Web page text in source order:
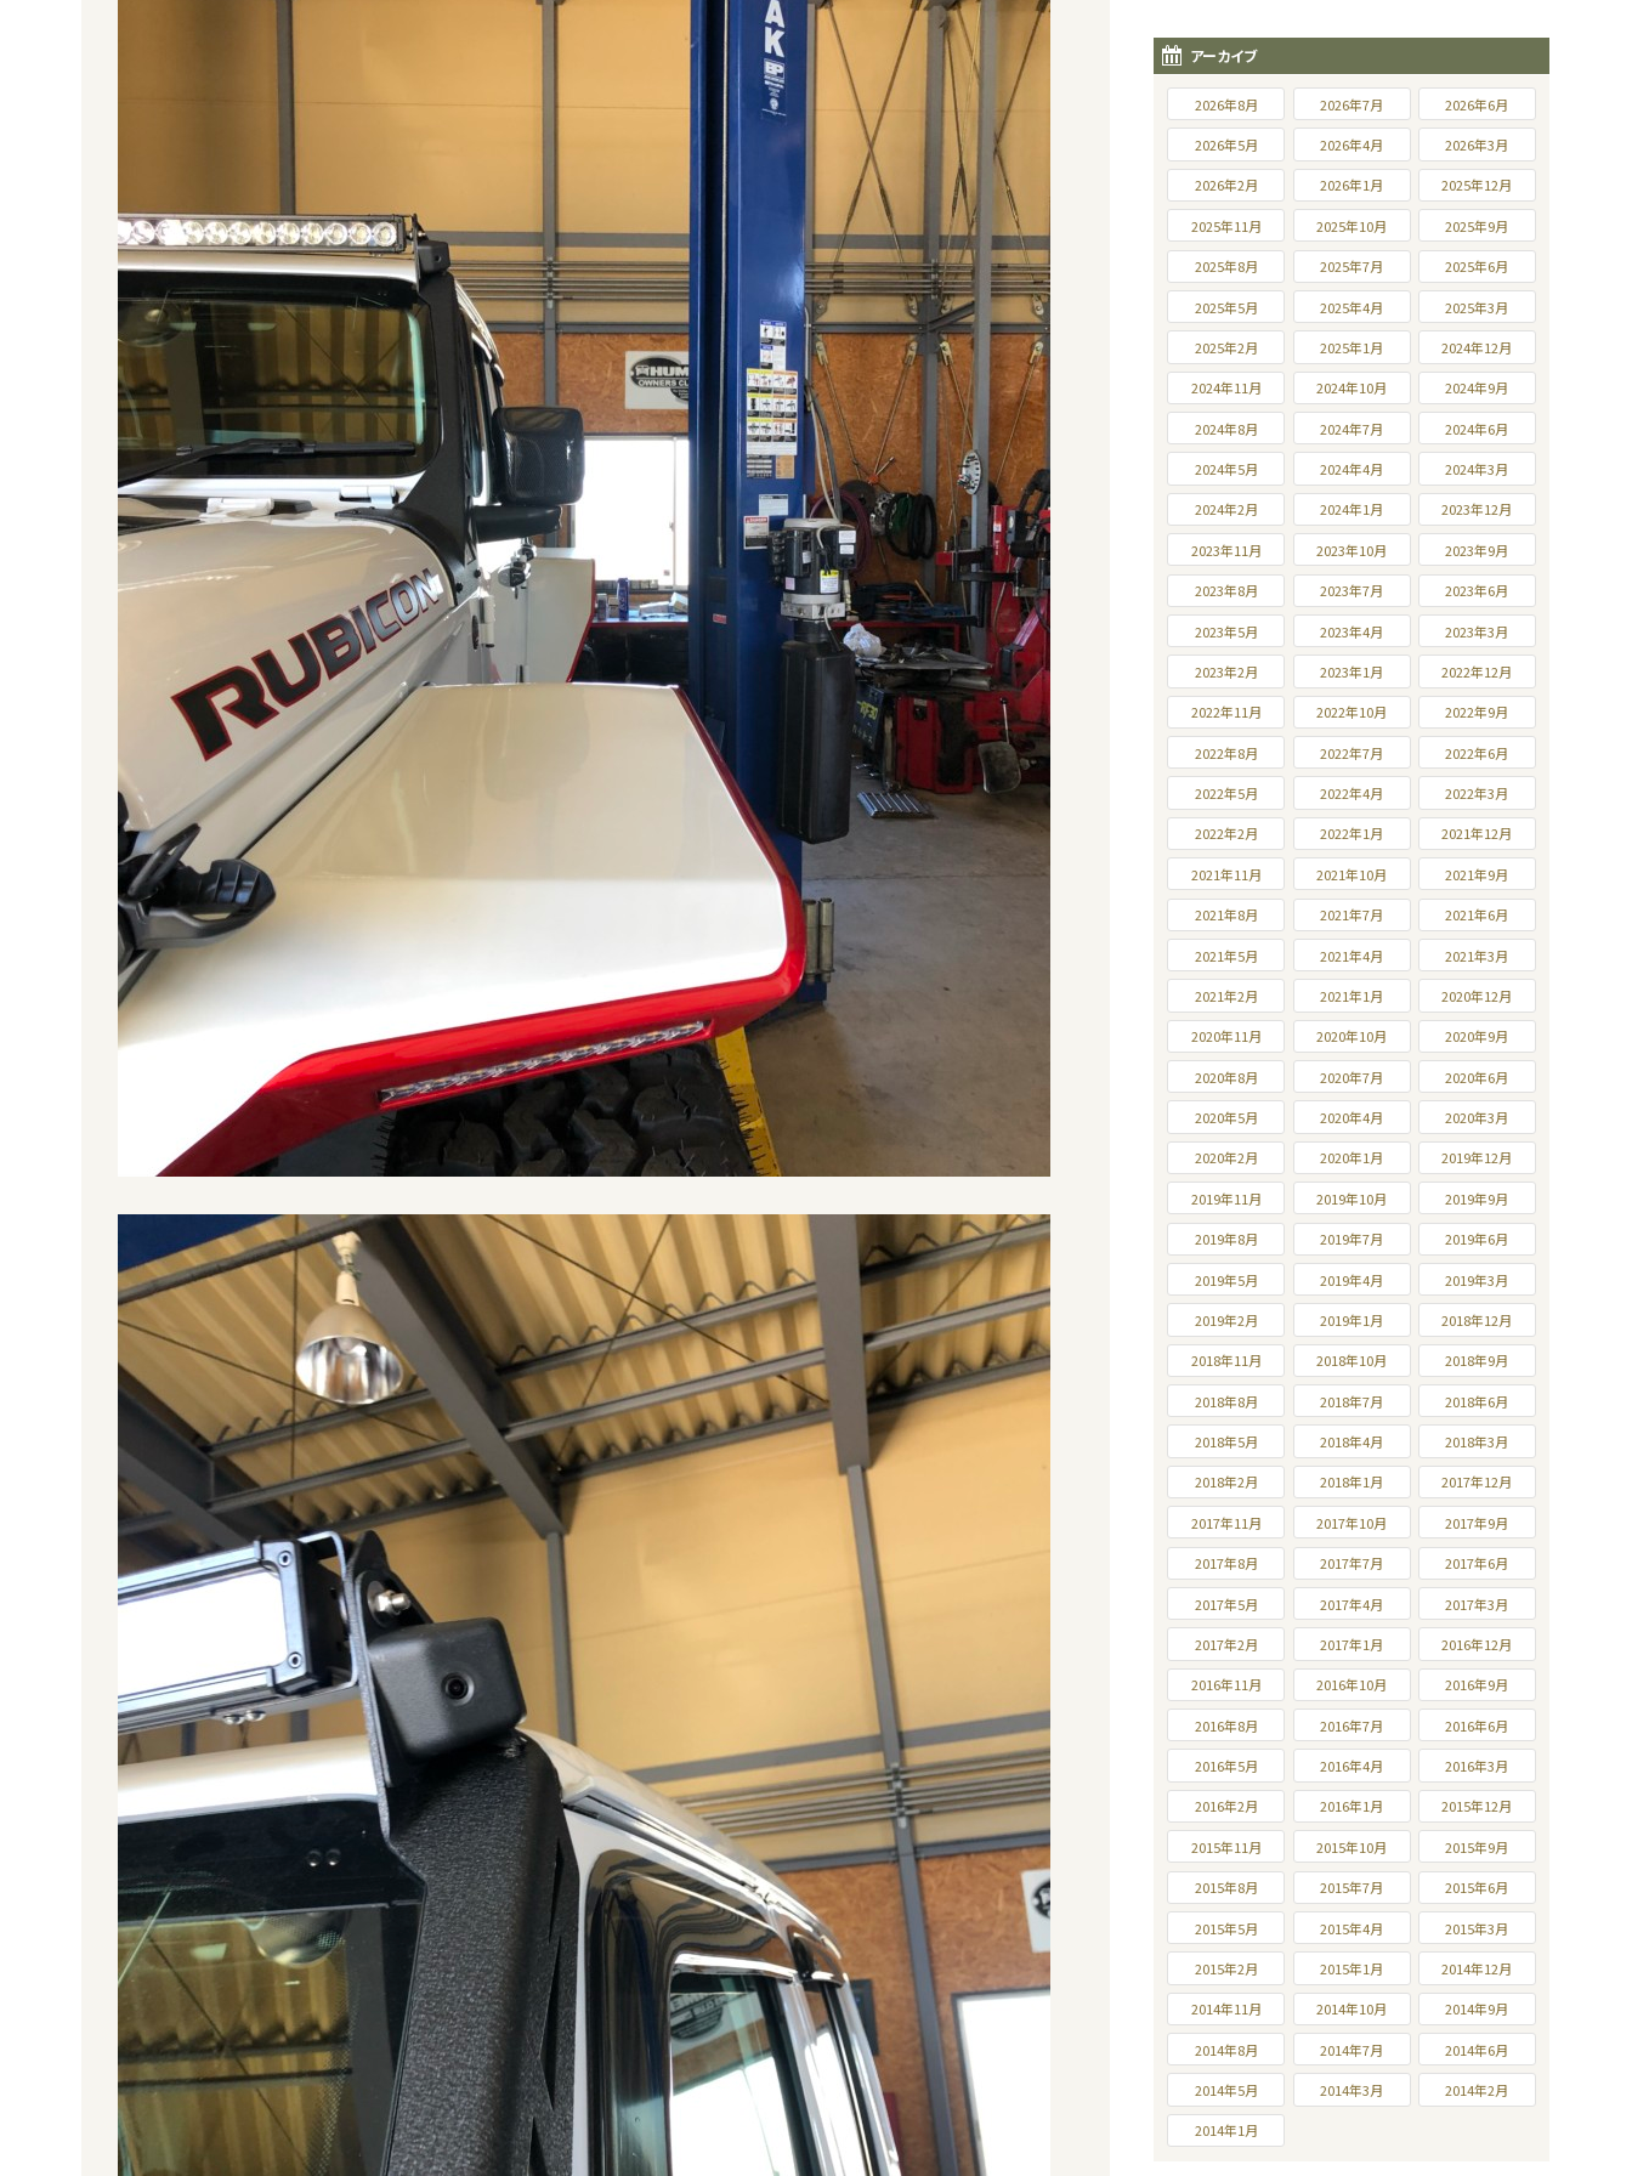
アーカイブ
2026年8月 2026年7月 2026年6月
2026年5月 2026年4月 2026年3月
2026年2月 2026年1月 2025年12月
2025年11月 2025年10月 2025年9月
2025年8月 2025年7月 2025年6月
2025年5月 2025年4月 2025年3月
2025年2月 2025年1月 2024年12月
2024年11月 2024年10月 2024年9月
2024年8月 2024年7月 2024年6月
2024年5月 2024年4月 2024年3月
2024年2月 2024年1月 2023年12月
2023年11月 2023年10月 2023年9月
2023年8月 2023年7月 2023年6月
2023年5月 2023年4月 2023年3月
2023年2月 2023年1月 2022年12月
2022年11月 2022年10月 2022年9月
2022年8月 2022年7月 2022年6月
2022年5月 2022年4月 2022年3月
2022年2月 2022年1月 2021年12月
2021年11月 2021年10月 2021年9月
2021年8月 2021年7月 2021年6月
2021年5月 2021年4月 2021年3月
2021年2月 2021年1月 2020年12月
2020年11月 2020年10月 2020年9月
2020年8月 2020年7月 2020年6月
2020年5月 2020年4月 2020年3月
2020年2月 2020年1月 2019年12月
2019年11月 2019年10月 2019年9月
2019年8月 2019年7月 2019年6月
2019年5月 2019年4月 2019年3月
2019年2月 2019年1月 2018年12月
2018年11月 2018年10月 2018年9月
2018年8月 2018年7月 2018年6月
2018年5月 2018年4月 2018年3月
2018年2月 2018年1月 2017年12月
2017年11月 2017年10月 2017年9月
2017年8月 2017年7月 2017年6月
2017年5月 2017年4月 2017年3月
2017年2月 2017年1月 2016年12月
2016年11月 2016年10月 2016年9月
2016年8月 2016年7月 2016年6月
2016年5月 2016年4月 2016年3月
2016年2月 2016年1月 2015年12月
2015年11月 2015年10月 2015年9月
2015年8月 2015年7月 2015年6月
2015年5月 2015年4月 2015年3月
2015年2月 2015年1月 2014年12月
2014年11月 2014年10月 2014年9月
2014年8月 2014年7月 2014年6月
2014年5月 2014年3月 2014年2月
2014年1月